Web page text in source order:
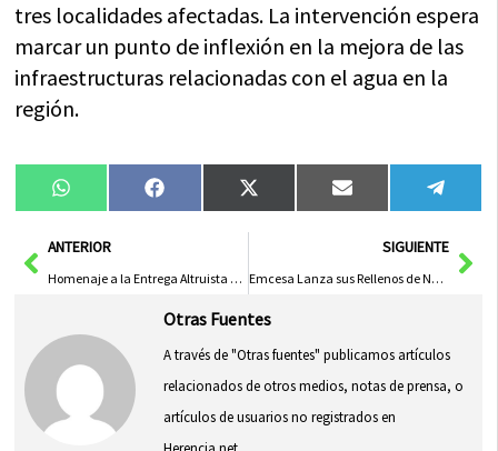
tres localidades afectadas. La intervención espera
marcar un punto de inflexión en la mejora de las
infraestructuras relacionadas con el agua en la
región.
Compartir
en
WhatsAppCompartir
en
FacebookCompartir
en
X
(Twitter)
Compartir
en
Email
en
AntANTERIOR
Homenaje a la Entrega Altruista en el Día Internacional del Voluntariado
SIGUIENTE
Emcesa Lanza sus Rellenos de Navidad 2025 para Engalanar el Lineal Cárnico
Otras Fuentes
A través de "Otras fuentes" publicamos artículos
relacionados de otros medios, notas de prensa, o
artículos de usuarios no registrados en